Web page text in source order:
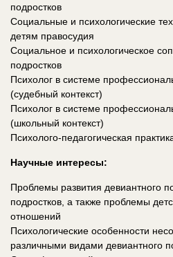
подростков
Социальные и психологические
детям правосудия
Социальное и психологическое
подростков
Психолог в системе
(судебный контекст)
Психолог в системе
(школьный контекст)
Психолого-педагогическая
Научные интересы:
Проблемы развития девиантного
подростков, а также проблемы
отношений
Психологические особенности
различными видами девиантного